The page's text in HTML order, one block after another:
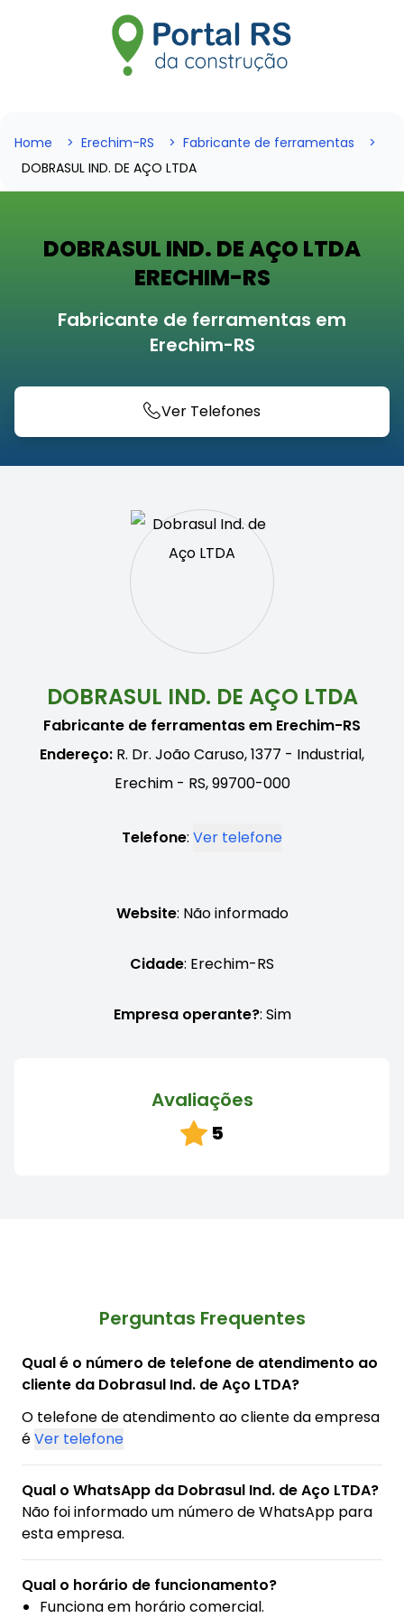
Home Erechim-RS
Fabricante de ferramentas
DOBRASUL IND. DE AÇO LTDA
DOBRASUL IND. DE AÇO LTDA
ERECHIM-RS
Fabricante de ferramentas em
Erechim-RS
Ver Telefones
DOBRASUL IND. DE AÇO LTDA
Fabricante de ferramentas em Erechim-RS
Endereço: R. Dr. João Caruso, 1377 - Industrial,
Erechim - RS, 99700-000
Telefone: Ver telefone
Website: Não informado
Cidade: Erechim-RS
Empresa operante?: Sim
Avaliações
5
Perguntas Frequentes
Qual é o número de telefone de atendimento ao
cliente da Dobrasul Ind. de Aço LTDA?
O telefone de atendimento ao cliente da empresa
éVer telefone
Qual o WhatsApp da Dobrasul Ind. de Aço LTDA?
Não foi informado um número de WhatsApp para
esta empresa.
Qual o horário de funcionamento?
Funciona em horário comercial.